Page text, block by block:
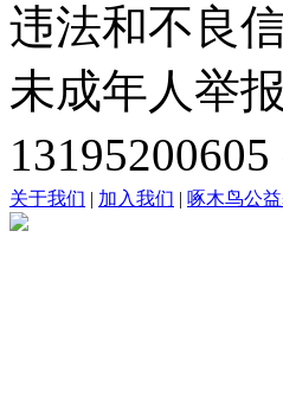
违法和不良
未成年人举
关于我们 | 加入我们 | 啄木鸟公